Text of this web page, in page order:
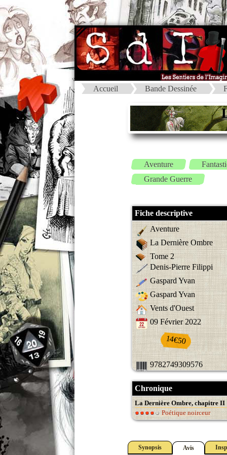
Accueil Bande Dessinée
Aventure
Grande Guerre
Fiche descriptive
Aventure
La Dernière Ombre
Tome 2
Denis-Pierre Filippi
Gaspard Yvan
Gaspard Yvan
Vents d'Ouest
09 Février 2022
14€50
9782749309576
Chronique
La Dernière Ombre, chapitre II
Poétique noirceur
Synopsis Avis